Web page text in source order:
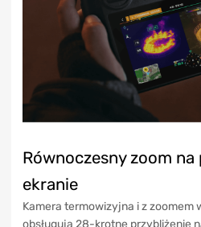
Równoczesny zoom
ekranie
Kamera termowizyjna i z zoomem
obsługują 28-krotne przybliżenie